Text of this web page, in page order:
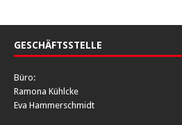
GESCHÄFTSSTELLE
Büro:
Ramona Kühlcke
Eva Hammerschmidt